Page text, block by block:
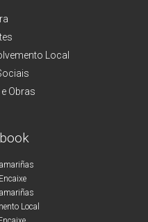
Local
Obras
Local